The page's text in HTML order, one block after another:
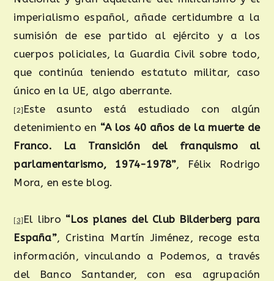
imperialismo español, añade certidumbre a la
sumisión de ese partido al ejército y a los
cuerpos policiales, la Guardia Civil sobre todo,
que continúa teniendo estatuto militar, caso
único en la UE, algo aberrante.
[2] Este asunto está estudiado con algún
detenimiento en “A los 40 años de la muerte de
Franco. La Transición del franquismo al
parlamentarismo, 1974-1978”, Félix Rodrigo
Mora, en este blog.
[3] El libro “Los planes del Club Bilderberg para
España”, Cristina Martín Jiménez, recoge esta
información, vinculando a Podemos, a través
del Banco Santander, con esa agrupación